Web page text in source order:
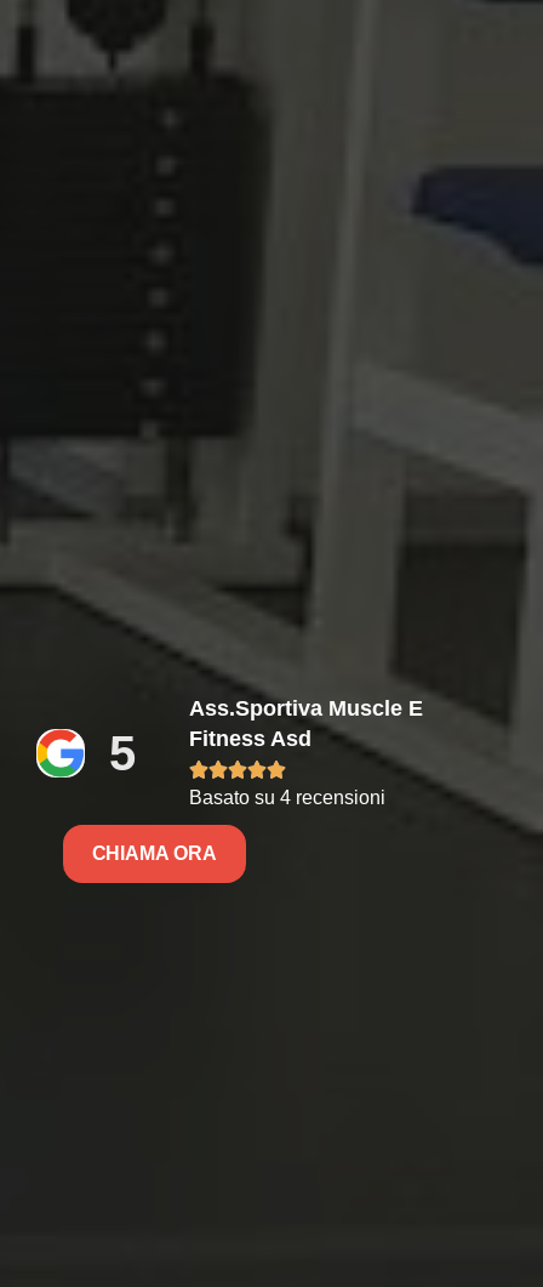
5
Ass.sportiva Muscle E
Fitness Asd

Basato su 4 recensioni
CHIAMA ORA